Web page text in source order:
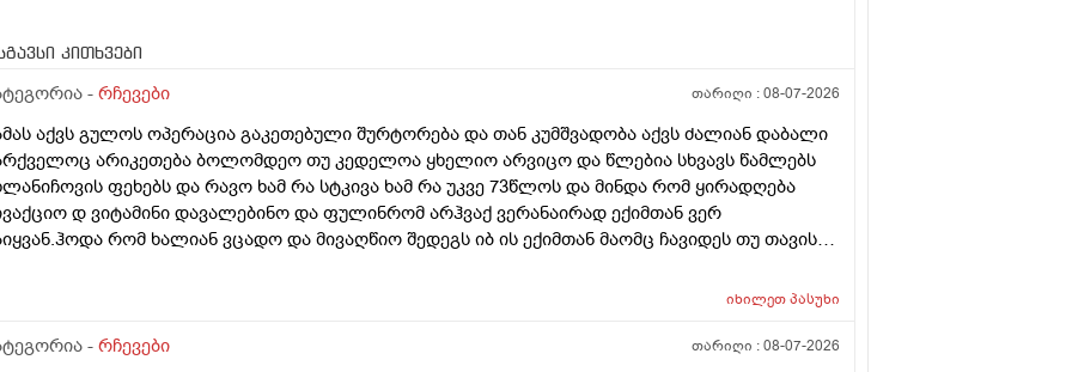
კითხვები
- რჩევები თარიღი :08-07-2026
აქვს გულოს ოპერაცია გაკეთებული შურტორება და თან კუმშვადობა აქვს ძალიან დაბალი
არიკეთება ბოლომდეო თუ კედელოა ყხელიო არვიცო და წლებია სხვავს წამლებს
ფეხებს და რავო ხამ რა სტკივა ხამ რა უკვე 73წლოს და მინდა რომ ყირადღება
დ ვიტამინი დავალებინო და ფულინრომ არჰვაქ ვერანაირად ექიმთან ვერ
რომ ხალიან ვცადო და მივაღწიო შედეგს იბ ის ექიმთან მაომც ჩავიდეს თუ თავის
უბნის ექიმის დანიშნულებას ვენდო ის ხომ კარდიოლოგი არაა თან დიდათ რომ ვაკვირდები
ექიმმა რამდენად სარისკოა?მის კარდიოლოგა ვერ დავირეკავ ან
იხილეთპასუხი
- რჩევები თარიღი :08-07-2026